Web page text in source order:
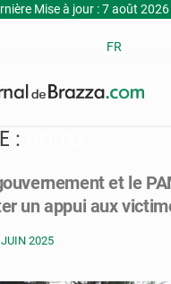
Mise à jour : 7 août
FR
:
et le
un appui aux
2025